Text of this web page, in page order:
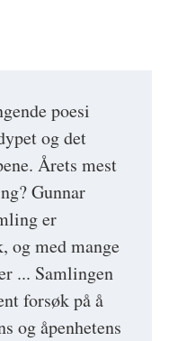
poesi
og det
Årets mest
Gunnar
er
og med mange
... Samlingen
forsøk på å
og åpenhetens